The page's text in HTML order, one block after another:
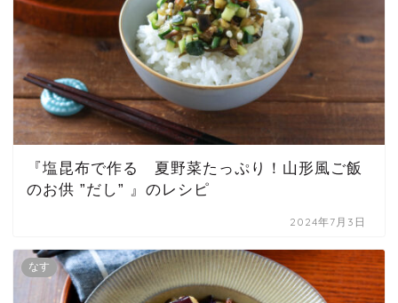
『塩昆布で作る 夏野菜たっぷり！山形風ご飯
のお供 ”だし” 』のレシピ
2024年7月3日
なす